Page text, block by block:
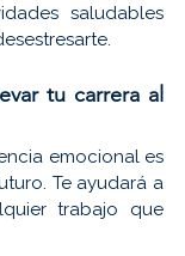
saludables
tu carrera al
emocional es
Te ayudará a
trabajo que